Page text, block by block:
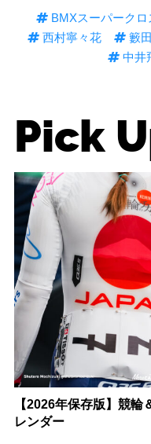
BMXスーパークロ
西村寧々花
籔
中井
Pick
【2026年保存版】競
レンダー